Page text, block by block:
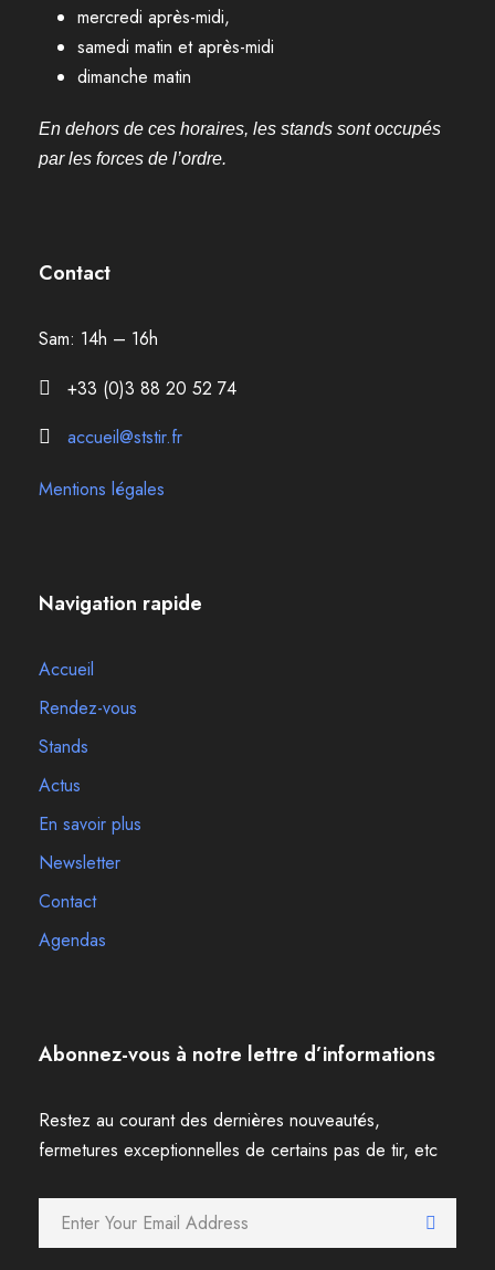
mercredi après-midi,
samedi matin et après-midi
dimanche matin
En dehors de ces horaires, les stands sont occupés
par les forces de l’ordre.
Contact
Sam: 14h – 16h
+33 (0)3 88 20 52 74
accueil@ststir.fr
Mentions légales
Navigation rapide
Accueil
Rendez-vous
Stands
Actus
En savoir plus
Newsletter
Contact
Agendas
Abonnez-vous à notre lettre d’informations
Restez au courant des dernières nouveautés,
fermetures exceptionnelles de certains pas de tir, etc